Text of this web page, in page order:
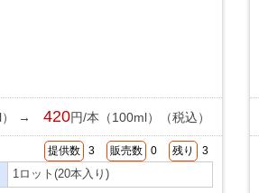
） → 420円/本（100ml）（税込）
提供数 3 販売数 0 残り 3
1ロット(20本入り)